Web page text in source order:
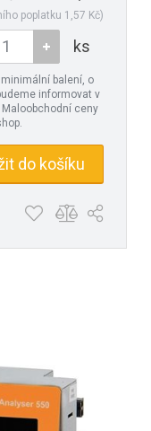
poplatku 1,57 Kč)
ks
balení, o
informovat v
ceny
do košíku